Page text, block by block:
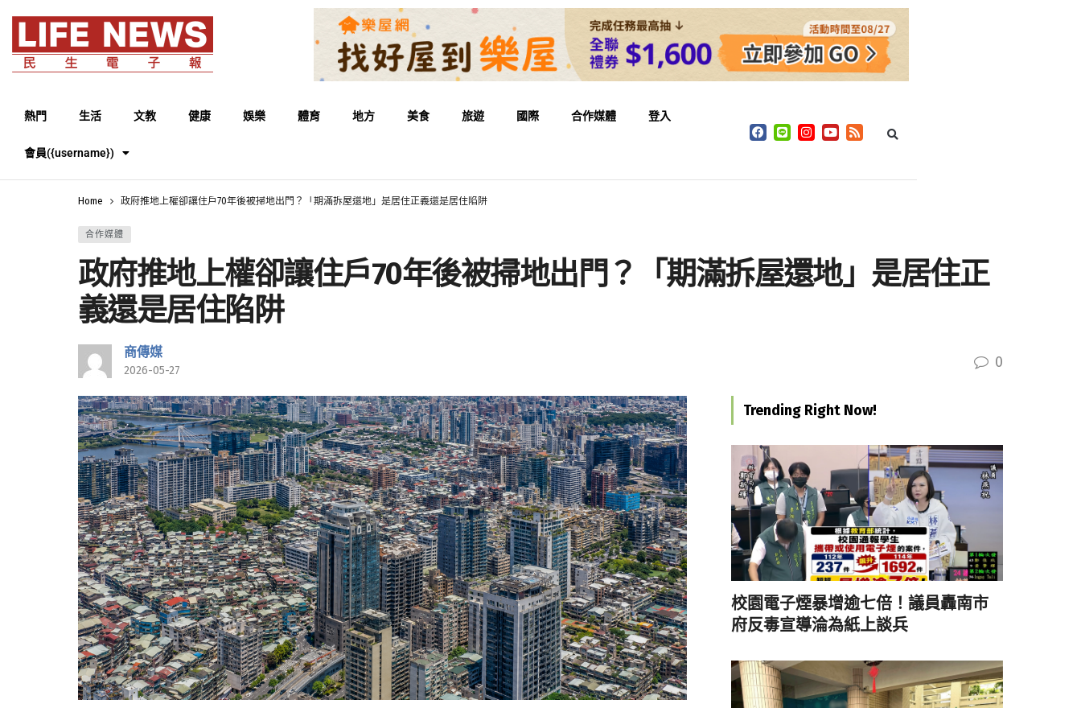
熱門 生活 文教 健康 娛樂 體育 地方 美食 旅遊 國際 合作媒體 登入
會員({username})
Home 政府推地上權卻讓住戶70年後被掃地出門？「期滿拆屋還地」是居住正義還是居住陷阱
合作媒體
政府推地上權卻讓住戶70年後被掃地出門？「期滿拆屋還地」是居住正
義還是居住陷阱
商傳媒
2026-05-27 0
Trending Right Now!
校園電子煙暴增逾七倍！議員轟南市
府反毒宣導淪為紙上談兵